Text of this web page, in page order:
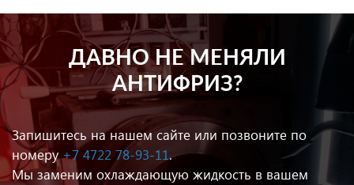
ДАВНО НЕ МЕНЯЛИ
АНТИФРИЗ?
Запишитесь на нашем сайте или позвоните по
номеру+7 4722 78-93-11.
Мы заменим охлаждающую жидкость в вашем